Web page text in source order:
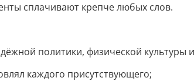
сплачивают крепче любых слов.
политики, физической культуры
каждого присутствующего;